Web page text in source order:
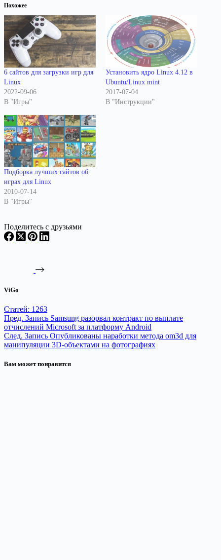
Похожее
6 сайтов для загрузки игр для
Linux
2022-09-06
В "Игры"
Установить ядро Linux 4.12 в
Ubuntu/Linux mint
2017-07-04
В "Инструкции"
Подборка лучших сайтов об
играх для Linux
2010-07-14
В "Игры"
Поделитесь с друзьями
ViGo
Статей: 1263
Пред. Запись Samsung разорвал контракт по выплате
отчислений Microsoft за платформу Android
След. Запись Опубликованы наработки метода om3d для
манипуляции 3D-объектами на фотографиях
Вам может понравится